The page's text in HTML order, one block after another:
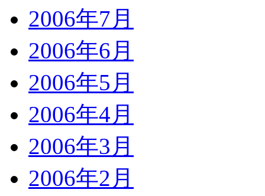
2006年7月
2006年6月
2006年5月
2006年4月
2006年3月
2006年2月